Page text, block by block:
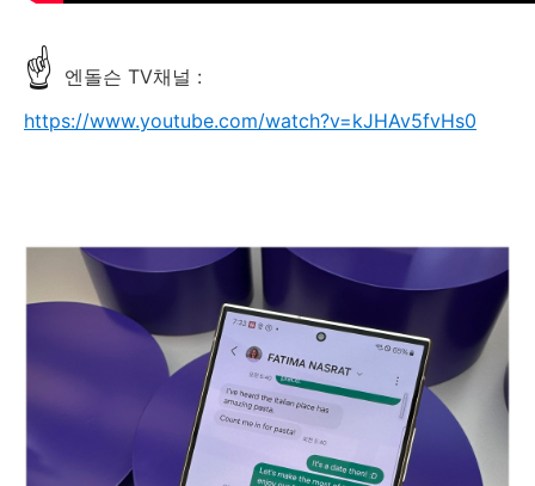
☝ 엔돌슨 TV채널 :
https://www.youtube.com/watch?v=kJHAv5fvHs0